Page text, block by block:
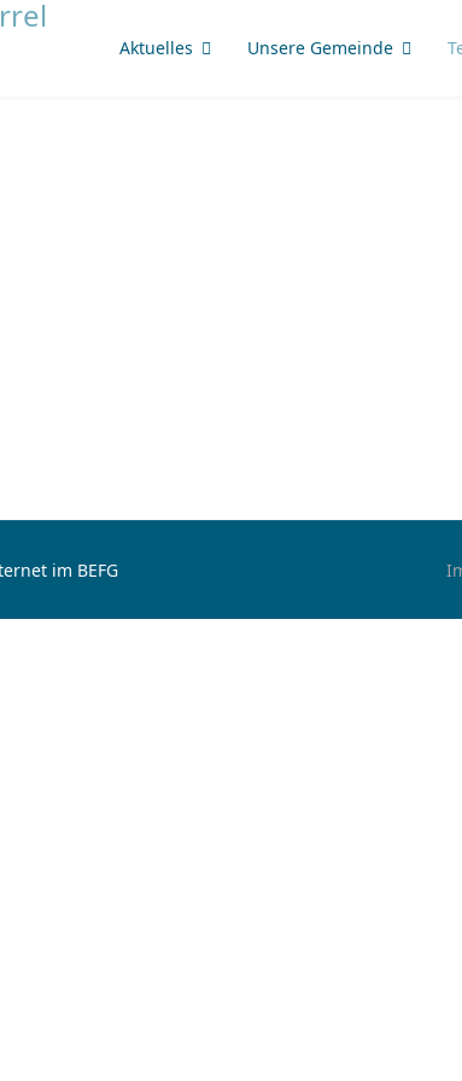
Aktuelles Unsere Gemeinde
im BEFG